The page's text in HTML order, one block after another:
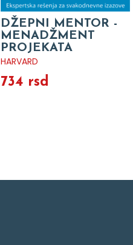
DŽEPNI MENTOR -
MENADŽMENT
PROJEKATA
HARVARD
734 rsd